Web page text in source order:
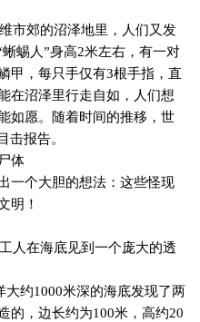
市郊的沼泽地里，人们又发
蜴人”身高2米左右，有一对
甲，每只手仅有3根手指，直
在沼泽里行走自如，人们想
如愿。随着时间的推移，世
击报告。
体
一个大胆的想法：这些怪现
明！
人在海底见到一个庞大的透
大约1000米深的海底发现了两
的，边长约为100米，高约20